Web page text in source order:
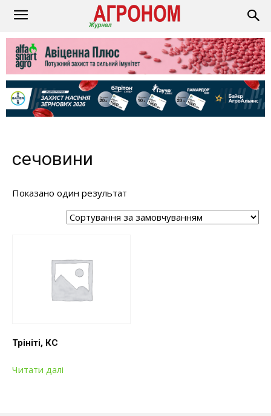
сечовини
Показано один результат
Трініті, КС
Читати далі